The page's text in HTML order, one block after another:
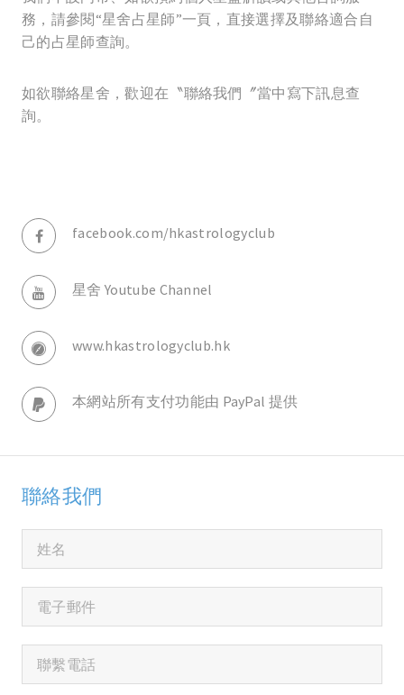
務，請參閱“星舍占星師”一頁，直接選擇及聯絡適合自
己的占星師查詢。
如欲聯絡星舍，歡迎在〝聯絡我們〞當中寫下訊息查
詢。
facebook.com/hkastrologyclub
星舍 Youtube Channel
www.hkastrologyclub.hk
本網站所有支付功能由 PayPal 提供
聯絡我們